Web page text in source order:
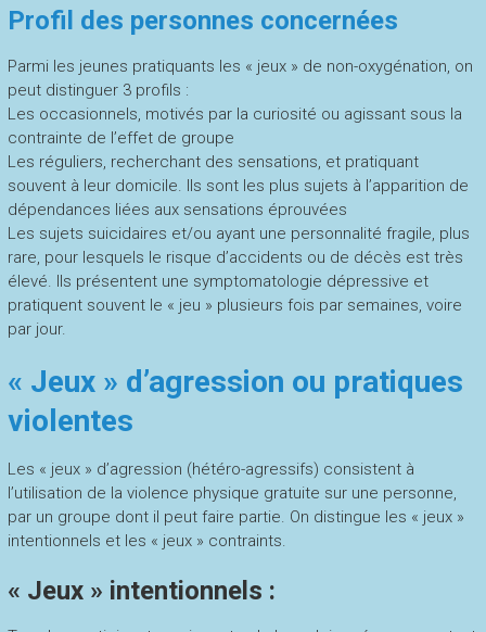
Profil des personnes concernées
Parmi les jeunes pratiquants les « jeux » de non-oxygénation, on
peut distinguer 3 profils :
Les occasionnels, motivés par la curiosité ou agissant sous la
contrainte de l’effet de groupe
Les réguliers, recherchant des sensations, et pratiquant
souvent à leur domicile. Ils sont les plus sujets à l’apparition de
dépendances liées aux sensations éprouvées
Les sujets suicidaires et/ou ayant une personnalité fragile, plus
rare, pour lesquels le risque d’accidents ou de décès est très
élevé. Ils présentent une symptomatologie dépressive et
pratiquent souvent le « jeu » plusieurs fois par semaines, voire
par jour.
« Jeux » d’agression ou pratiques
violentes
Les « jeux » d’agression (hétéro-agressifs) consistent à
l’utilisation de la violence physique gratuite sur une personne,
par un groupe dont il peut faire partie. On distingue les « jeux »
intentionnels et les « jeux » contraints.
« Jeux » intentionnels :